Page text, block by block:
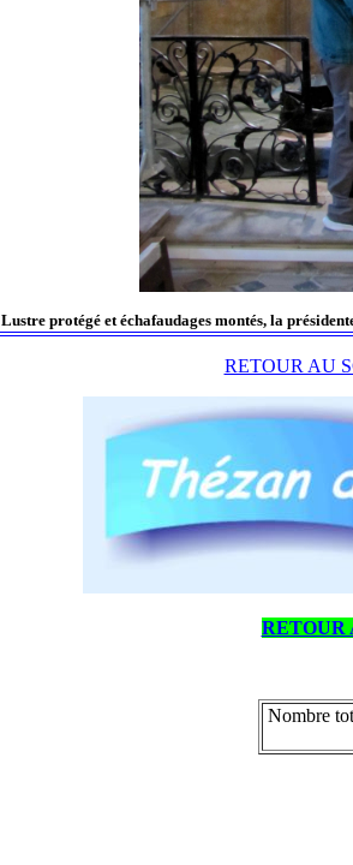
Lustre protégé et échafaudages montés, la
RETOUR AU
RETOUR
Nombre